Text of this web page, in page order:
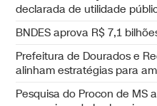
declarada de utilidade
BNDES aprova R$ 7,1
Prefeitura de Dourados e
alinham estratégias para
Pesquisa do Procon de MS